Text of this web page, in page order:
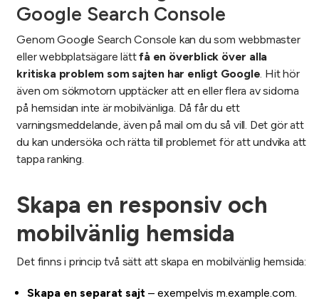
Google Search Console
Genom Google Search Console kan du som webbmaster
eller webbplatsägare lättfå en överblick över alla
kritiska problem som sajten har enligt Google. Hit hör
även om sökmotorn upptäcker att en eller flera av sidorna
på hemsidan inte är mobilvänliga. Då får du ett
varningsmeddelande, även på mail om du så vill. Det gör att
du kan undersöka och rätta till problemet för att undvika att
tappa ranking.
Skapa en responsiv och
mobilvänlig hemsida
Det finns i princip två sätt att skapa en mobilvänlig hemsida:
Skapa en separat sajt – exempelvis m.example.com.